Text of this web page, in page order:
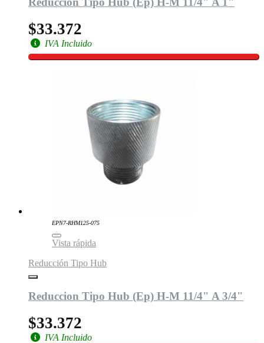
$33.372
IVA Incluido
EPN7-RHM125-075
Vista rápida
Reducción Tipo Hub
Reduccion Tipo Hub (Ep) H-M 11/4" A 3/4"
$33.372
IVA Incluido